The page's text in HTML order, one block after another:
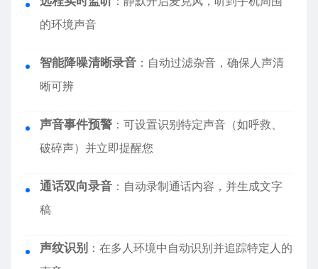
的环境声音
智能降噪清晰录音 ：自动过滤杂音，确保人声清
晰可辨
声音事件预警 ：可设置识别特定声音（如呼救、
破碎声）并立即提醒您
通话双向录音 ：自动录制通话内容，并生成文字
稿
声纹识别 ：在多人环境中自动识别并追踪特定人的